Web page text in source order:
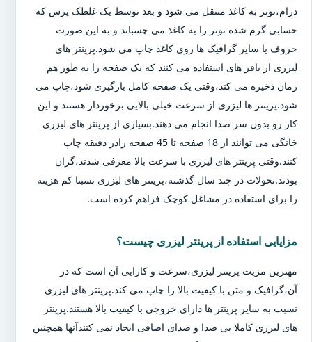
درام،تونر به کاغذ منتقل می شود و بعد توسط یک غلطک پرس که
حسابی گرم شده تونر را به کاغذ می چسباند و به این صورت
حروف یا سایر گرافیک ها روی کاغذ چاپ می شود.پرینتر های
لیزری از بافر های استفاده می کنند که یک صفحه را به طور هم
زمان ذخیره می کند،وقتی یک صفحه کامل بارگیری شود،چاپ می
شود.پرینتر ها لیزری از سرعت خیلی بالایی برخوردار هستند و این
کار رو بدون سر صدا انجام می دهند.بسیاری از پرینتر های لیزری
خانگی می توانند از 18 صفحه تا 45 صفحه رادر دقیقه چاپ
کنند.وقتی پرینتر های لیزری با سرعت بالا معرفی شدند،گران
بودند.تحولات در چند سال گذشته،پرینتر های لیزری نسبتا کم هزینه
را برای استفاده در مشاغل کوچک فراهم کرده است.
مزایایی استفاده از پرینتر لیزری چیست؟
مهترین مزیت پرینتر لیزری،سرعت و کارایی آن است که در
آن،گرافیک و متن با کیفیت بالا را چاپ می کند.پرینتر های لیزری
نسبت به سایر پرینتر ها دارای خروجی با کیفیت بالا هستند.پرینتر
های لیزری کاملا بی صدا و صدای اضافی ایجاد نمی کنندآنها همچنین